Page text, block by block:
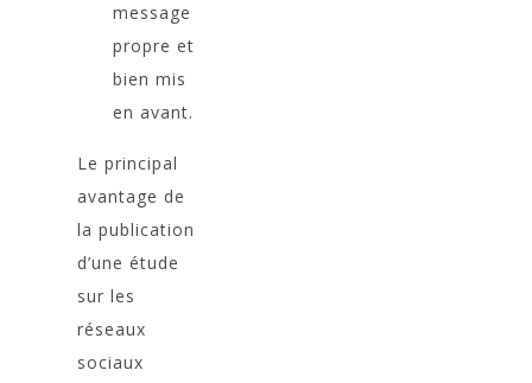
message
propre et
bien mis
en avant.
Le principal
avantage de
la publication
d’une étude
sur les
réseaux
sociaux